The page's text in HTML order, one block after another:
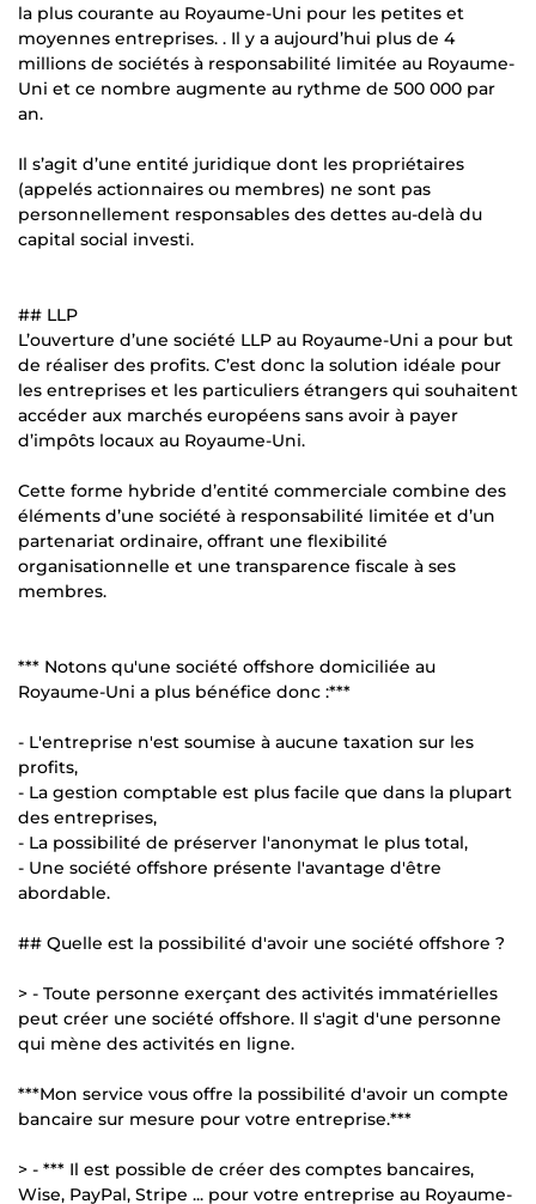
la plus courante au Royaume-Uni pour les petites et
moyennes entreprises. . Il y a aujourd’hui plus de 4
millions de sociétés à responsabilité limitée au Royaume-
Uni et ce nombre augmente au rythme de 500 000 par
an.
Il s’agit d’une entité juridique dont les propriétaires
(appelés actionnaires ou membres) ne sont pas
personnellement responsables des dettes au-delà du
capital social investi.
## LLP
L’ouverture d’une société LLP au Royaume-Uni a pour but
de réaliser des profits. C’est donc la solution idéale pour
les entreprises et les particuliers étrangers qui souhaitent
accéder aux marchés européens sans avoir à payer
d’impôts locaux au Royaume-Uni.
Cette forme hybride d’entité commerciale combine des
éléments d’une société à responsabilité limitée et d’un
partenariat ordinaire, offrant une flexibilité
organisationnelle et une transparence fiscale à ses
membres.
*** Notons qu'une société offshore domiciliée au
Royaume-Uni a plus bénéfice donc :***
- L'entreprise n'est soumise à aucune taxation sur les
profits,
- La gestion comptable est plus facile que dans la plupart
des entreprises,
- La possibilité de préserver l'anonymat le plus total,
- Une société offshore présente l'avantage d'être
abordable.
## Quelle est la possibilité d'avoir une société offshore ?
> - Toute personne exerçant des activités immatérielles
peut créer une société offshore. Il s'agit d'une personne
qui mène des activités en ligne.
***Mon service vous offre la possibilité d'avoir un compte
bancaire sur mesure pour votre entreprise.***
> - *** Il est possible de créer des comptes bancaires,
Wise, PayPal, Stripe ... pour votre entreprise au Royaume-